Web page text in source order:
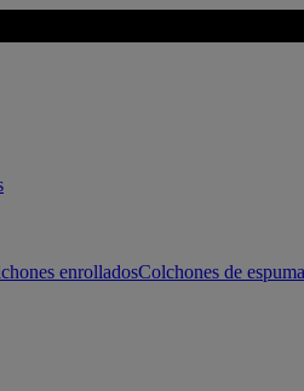
enrolladosColchones de espuma